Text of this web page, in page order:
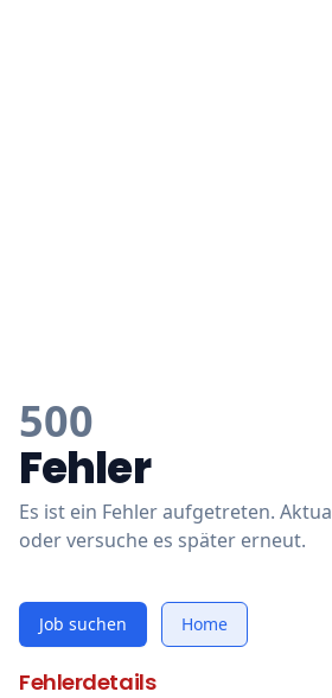
500
Fehler
Es ist ein Fehler aufgetreten.
oder versuche es später erneut.
Job suchen Home
Fehlerdetails